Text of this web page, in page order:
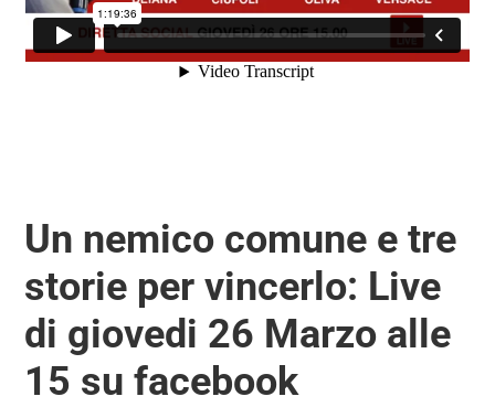
Un nemico comune e tre
storie per vincerlo: Live
di giovedi 26 Marzo alle
15 su facebook